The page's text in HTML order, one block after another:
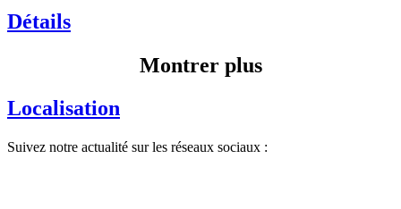
Détails
Montrer plus
Localisation
Suivez notre actualité sur les réseaux sociaux :